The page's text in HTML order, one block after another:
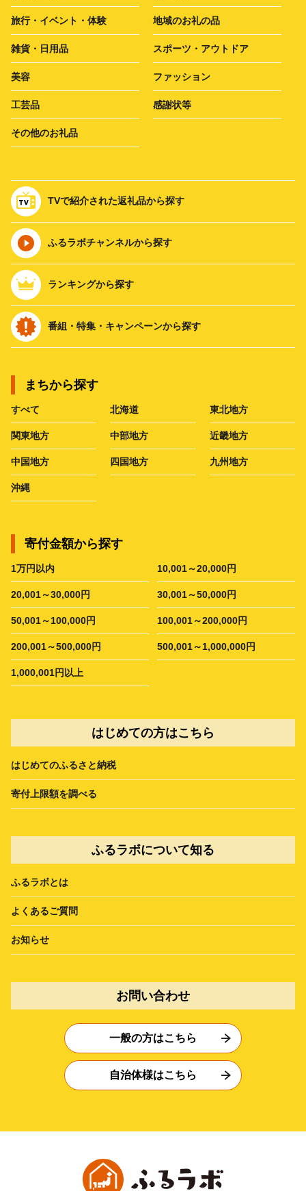
旅行・イベント・体験 地域のお礼の品
雑貨・日用品 スポーツ・アウトドア
美容 ファッション
工芸品 感謝状等
その他のお礼品
TVで紹介された返礼品から探す
ふるラボチャンネルから探す
ランキングから探す
番組・特集・キャンペーンから探す
まちから探す
すべて 北海道 東北地方
関東地方 中部地方 近畿地方
中国地方 四国地方 九州地方
沖縄
寄付金額から探す
1万円以内 10,001～20,000円
20,001～30,000円 30,001～50,000円
50,001～100,000円 100,001～200,000円
200,001～500,000円 500,001～1,000,000円
1,000,001円以上
はじめての方はこちら
はじめてのふるさと納税
寄付上限額を調べる
ふるラボについて知る
ふるラボとは
よくあるご質問
お知らせ
お問い合わせ
一般の方はこちら
自治体様はこちら